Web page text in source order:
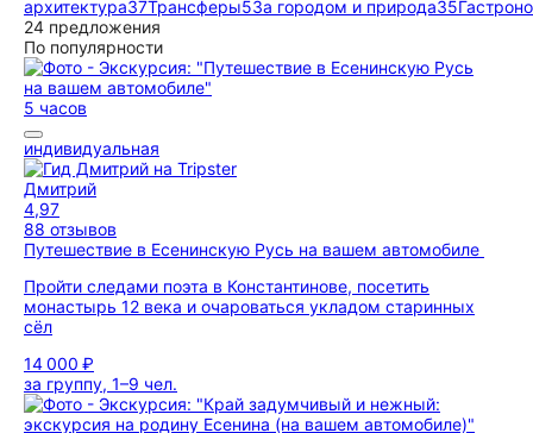
архитектура37Трансферы5За городом и природа35
24 предложения
По популярности
5 часов
индивидуальная
Дмитрий
4,97
88 отзывов
Путешествие в Есенинскую Русь на вашем автомобиле
Пройти следами поэта в Константинове, посетить
монастырь 12 века и очароваться укладом старинных
сёл
14 000 ₽
за группу, 1–9 чел.